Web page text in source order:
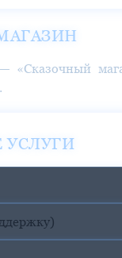
«Сказочный
УСЛУГИ